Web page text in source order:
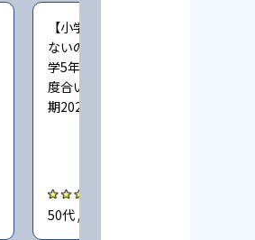
【小学生時の通塾】英語があまり合
ないので、違うところに通わせた（
学5年時に子どもが通塾。塾のおす
度合い：どちらともいえない。回答
期2023年11月）
50代 / 大阪府 男性